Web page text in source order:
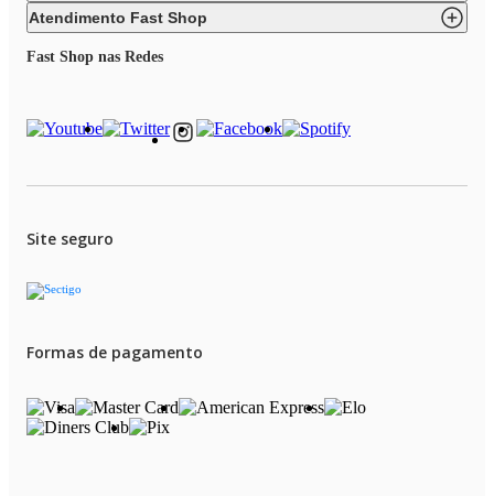
Atendimento Fast Shop
Fast Shop nas Redes
Site seguro
Formas de pagamento